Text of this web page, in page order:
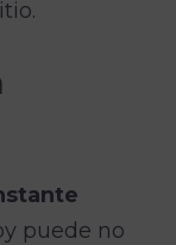
puede no